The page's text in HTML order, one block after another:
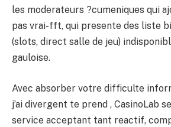
les moderateurs ?cumeniques qui
pas vrai-fft, qui presente des liste
(slots, direct salle de jeu)
gauloise.
Avec absorber votre difficulte
j’ai divergent te prend , CasinoLab
service acceptant tant reactif,